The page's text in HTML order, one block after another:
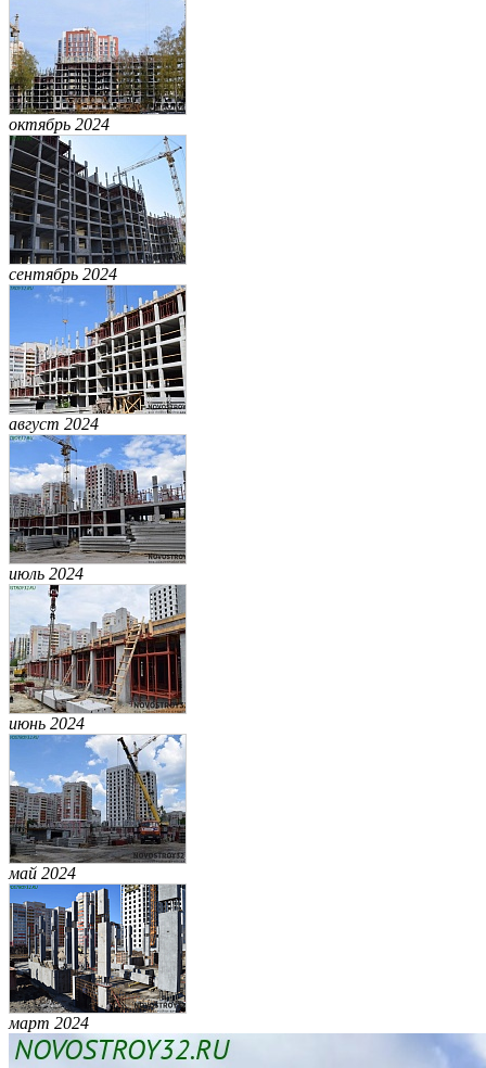
октябрь 2024
сентябрь 2024
август 2024
июль 2024
июнь 2024
май 2024
март 2024